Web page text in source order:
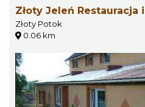
Złoty Jeleń Restauracja
Złoty Potok
0.06 km